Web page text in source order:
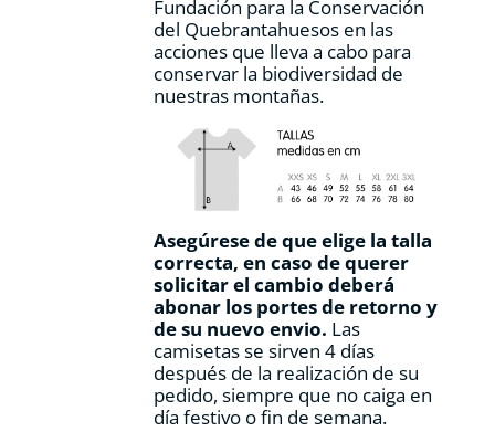
Fundación para la Conservación
del Quebrantahuesos en las
acciones que lleva a cabo para
conservar la biodiversidad de
nuestras montañas.
Asegúrese de que elige la talla
correcta, en caso de querer
solicitar el cambio deberá
abonar los portes de retorno y
de su nuevo envio. Las
camisetas se sirven 4 días
después de la realización de su
pedido, siempre que no caiga en
día festivo o fin de semana.